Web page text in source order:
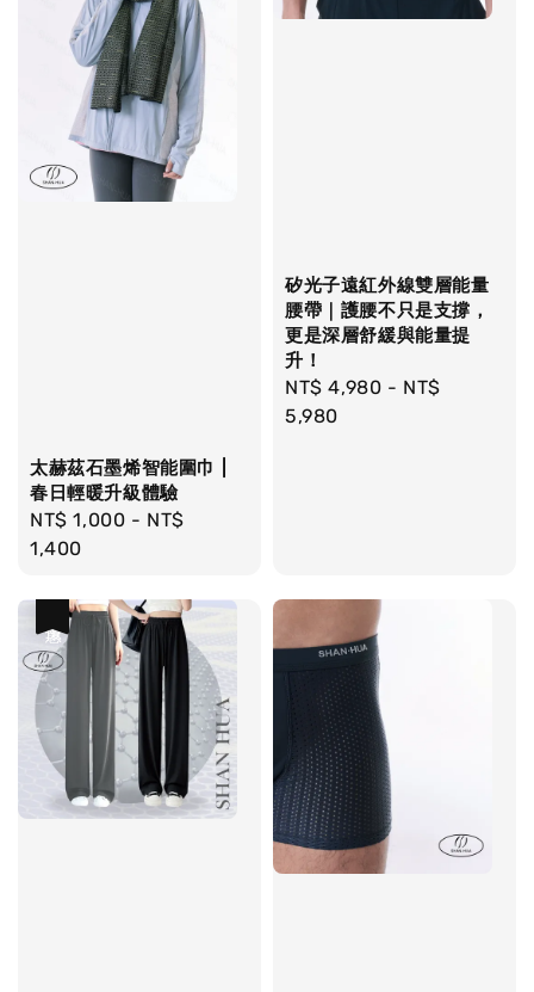
太赫茲石墨烯智能圍巾 |
春日輕暖升級體驗
Regular
price
NT$ 1,000 - NT$
1,400
矽光子遠紅外線雙層能量
腰帶｜護腰不只是支撐，
更是深層舒緩與能量提
升！
Regular
price
NT$ 4,980 - NT$
5,980